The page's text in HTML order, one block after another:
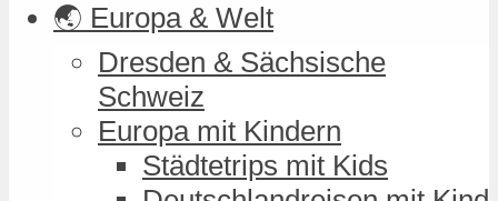
🌏 Europa & Welt
Dresden & Sächsische
Schweiz
Europa mit Kindern
Städtetrips mit Kids